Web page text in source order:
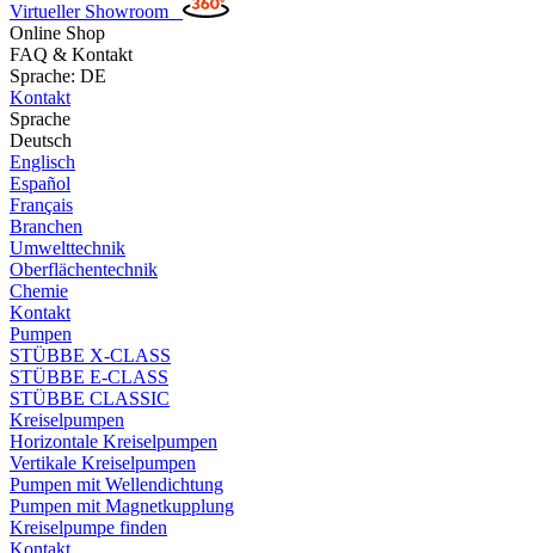
Virtueller Showroom
Online Shop
FAQ & Kontakt
Sprache: DE
Kontakt
Sprache
Deutsch
Englisch
Español
Français
Branchen
Umwelttechnik
Oberflächentechnik
Chemie
Kontakt
Pumpen
STÜBBE X-CLASS
STÜBBE E-CLASS
STÜBBE CLASSIC
Kreiselpumpen
Horizontale Kreiselpumpen
Vertikale Kreiselpumpen
Pumpen mit Wellendichtung
Pumpen mit Magnetkupplung
Kreiselpumpe finden